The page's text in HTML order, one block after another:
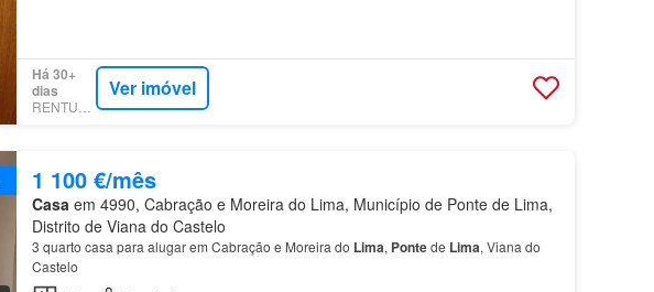
Há 30+
dias
RENTUMO
Ver imóvel
1 100 €/mês
Casa em 4990, Cabração e Moreira do Lima, Município de Ponte de Lima,
Distrito de Viana do Castelo
3 quarto casa para alugar em Cabração e Moreira do Lima, Pontede Lima, Viana do
Castelo